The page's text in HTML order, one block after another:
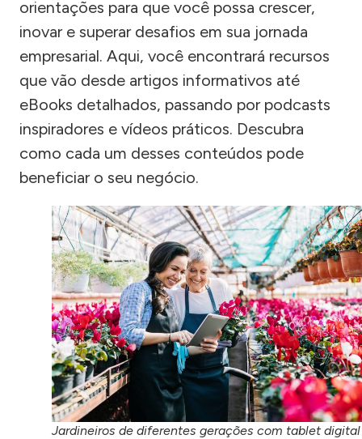
orientações para que você possa crescer,
inovar e superar desafios em sua jornada
empresarial. Aqui, você encontrará recursos
que vão desde artigos informativos até
eBooks detalhados, passando por podcasts
inspiradores e vídeos práticos. Descubra
como cada um desses conteúdos pode
beneficiar o seu negócio.
Jardineiros de diferentes gerações com tablet digital